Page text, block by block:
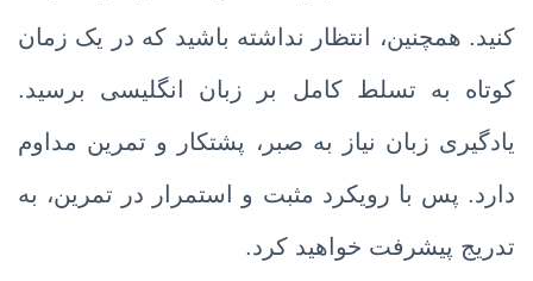
کنید. همچنین، انتظار نداشته باشید که در یک زمان
کوتاه به تسلط کامل بر زبان انگلیسی برسید.
یادگیری زبان نیاز به صبر، پشتکار و تمرین مداوم
دارد. پس با رویکرد مثبت و استمرار در تمرین، به
تدریج پیشرفت خواهید کرد.